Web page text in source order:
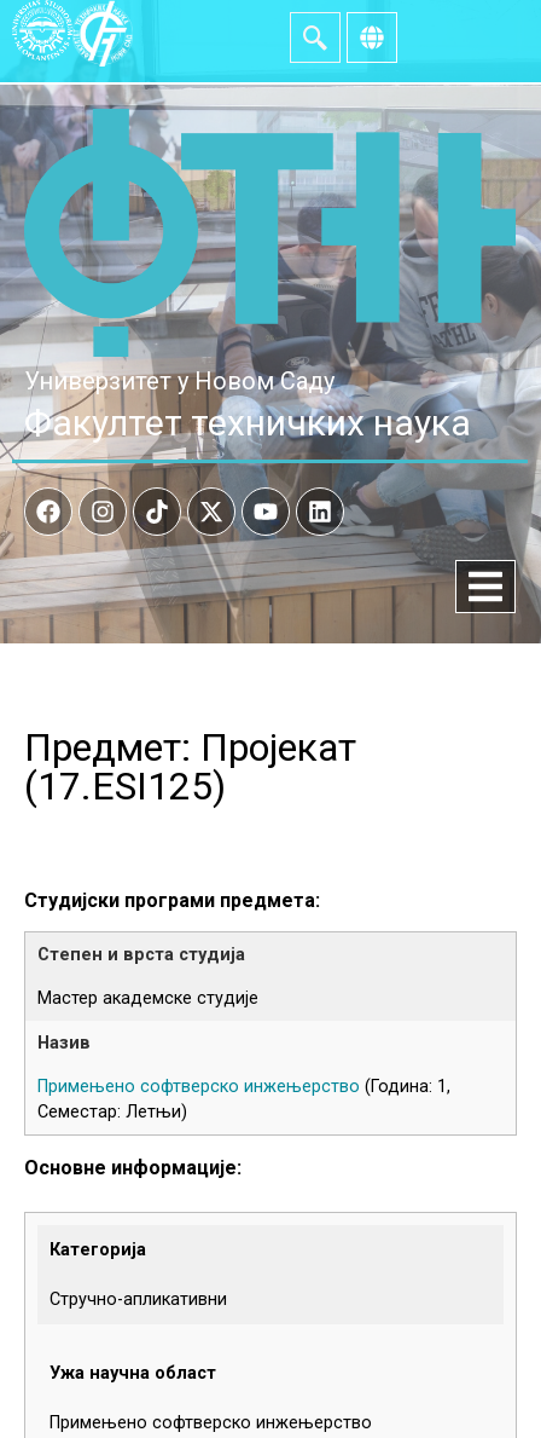
Универзитет у Новом Саду
Факултет техничких наука
Предмет: Пројекат
(17.ESI125)
Студијски програми предмета:
Мастер академске студије
Примењено софтверско инжењерство (Година: 1,
Семестар: Летњи)
Основне информације:
Категорија
Стручно-апликативни
Ужа научна област
Примењено софтверско инжењерство